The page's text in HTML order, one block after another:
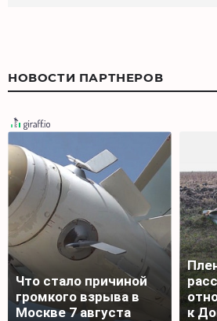
НОВОСТИ ПАРТНЕРОВ
Что стало причиной
громкого взрыва в
Москве 7 августа
к